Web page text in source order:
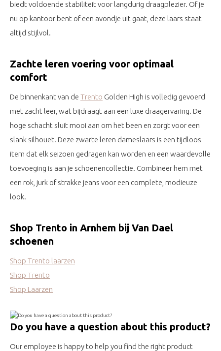
biedt voldoende stabiliteit voor langdurig draagplezier. Of je
nu op kantoor bent of een avondje uit gaat, deze laars staat
altijd stijlvol.
Zachte leren voering voor optimaal
comfort
De binnenkant van de Trento Golden High is volledig gevoerd
met zacht leer, wat bijdraagt aan een luxe draagervaring. De
hoge schacht sluit mooi aan om het been en zorgt voor een
slank silhouet. Deze zwarte leren dameslaars is een tijdloos
item dat elk seizoen gedragen kan worden en een waardevolle
toevoeging is aan je schoenencollectie. Combineer hem met
een rok, jurk of strakke jeans voor een complete, modieuze
look.
Shop Trento in Arnhem bij Van Dael
schoenen
Shop Trento laarzen
Shop Trento
Shop Laarzen
Do you have a question about this product?
Our employee is happy to help you find the right product